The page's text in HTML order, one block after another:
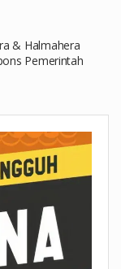
& Halmahera
Pemerintah